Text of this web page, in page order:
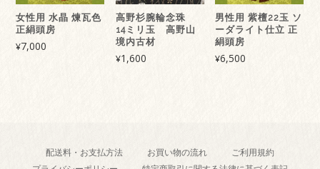
念
珠
尺
３
女性用 水晶 煉瓦色
正絹頭房
¥7,000
高野杉腕輪念珠
14ミリ玉 高野山
境内古材
¥1,600
男性用 紫檀22玉 ソ
ーダライト仕立 正
絹頭房
¥6,500
配送料・お支払方法 お買い物の流れ
ご利用規約